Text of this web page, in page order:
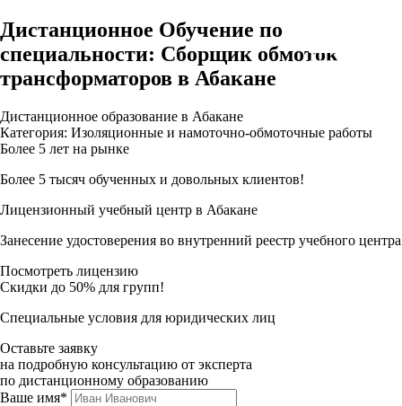
Дистанционное Обучение по
специальности: Сборщик обмоток
трансформаторов в Абакане
Дистанционное образование в Абакане
Категория: Изоляционные и намоточно-обмоточные работы
Более 5 лет на рынке
Более 5 тысяч обученных и довольных клиентов!
Лицензионный учебный центр в Абакане
Занесение удостоверения во внутренний реестр учебного центра
Посмотреть лицензию
Скидки до 50% для групп!
Специальные условия для юридических лиц
Оставьте заявку
на подробную консультацию от эксперта
по дистанционному образованию
Ваше имя*